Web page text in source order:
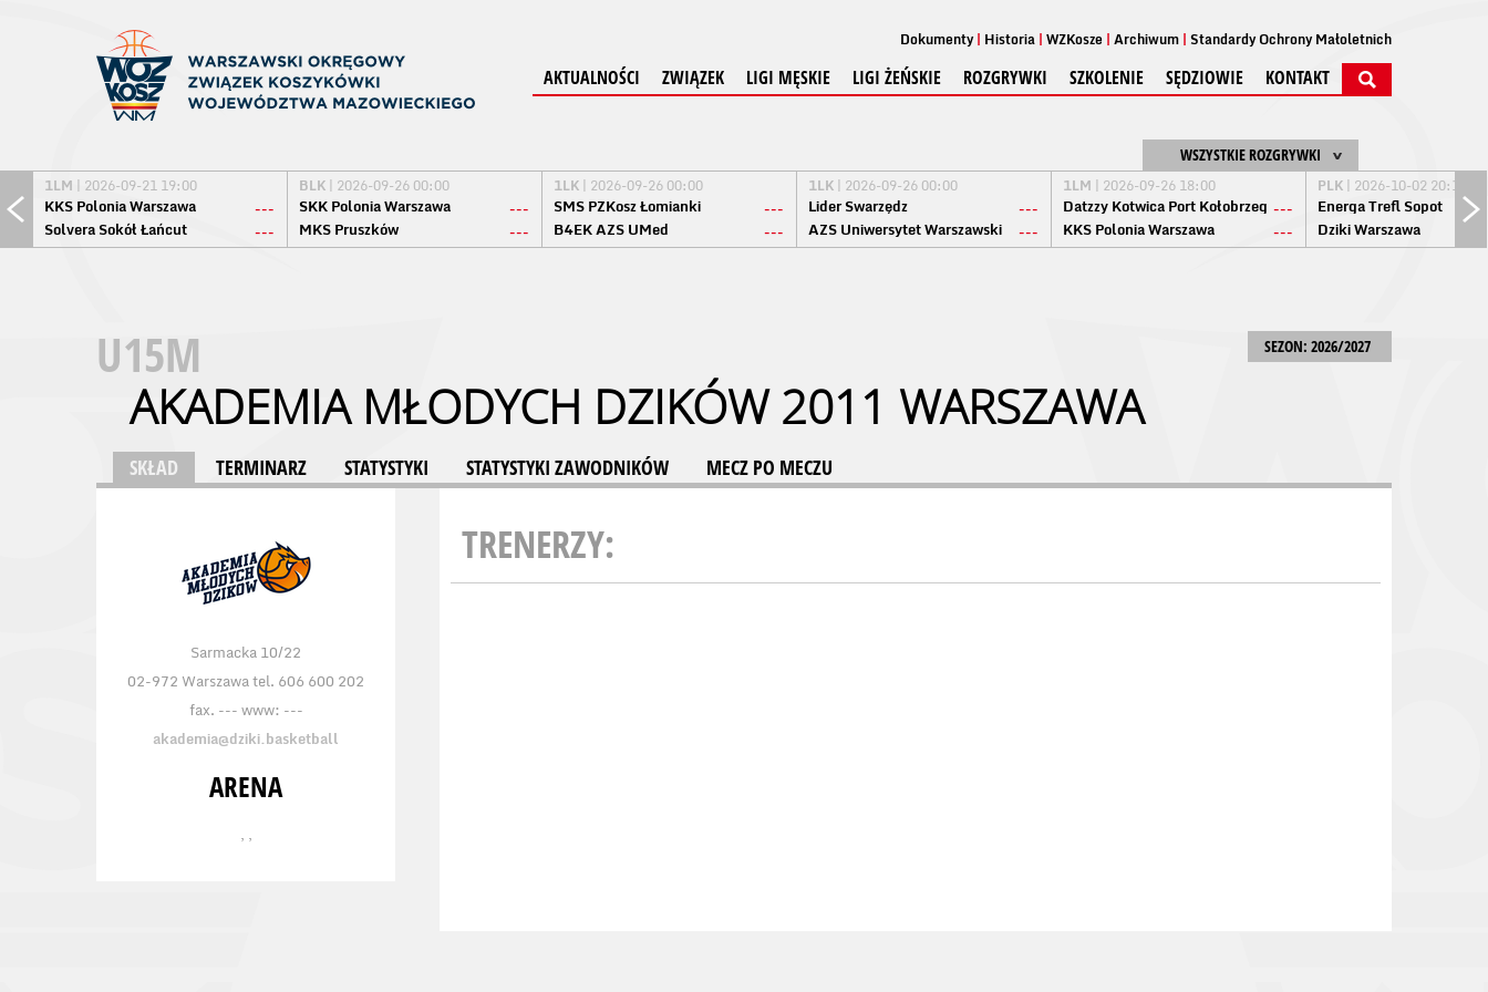
Dokumenty Historia WZKosze Archiwum Standardy Ochrony Małoletnich
AKTUALNOŚCI ZWIĄZEK LIGI MĘSKIE LIGI ŻEŃSKIE ROZGRYWKI SZKOLENIE SĘDZIOWIE KONTAKT
WSZYSTKIE ROZGRYWKI
1LM | 2026-09-21 19:00
KKS Polonia Warszawa
---
Solvera Sokół Łańcut
---
BLK | 2026-09-26 00:00
SKK Polonia Warszawa
---
MKS Pruszków
---
1LK | 2026-09-26 00:00
SMS PZKosz Łomianki
---
B4EK AZS UMed
---
1LK | 2026-09-26 00:00
Lider Swarzędz
---
AZS Uniwersytet Warszawski
---
1LM | 2026-09-26 18:00
Datzzy Kotwica Port Kołobrzeg ---
KKS Polonia Warszawa
---
PLK | 2026-10-02 20:15
Energa Trefl Sopot
Dziki Warszawa
SEZON: 2026/2027
U15M
AKADEMIA MŁODYCH DZIKÓW 2011 WARSZAWA
SKŁAD TERMINARZ STATYSTYKI STATYSTYKI ZAWODNIKÓW MECZ PO MECZU
Sarmacka 10/22
02-972 Warszawa tel. 606 600 202
fax. --- www: ---
akademia@dziki.basketball
ARENA
, ,
TRENERZY: